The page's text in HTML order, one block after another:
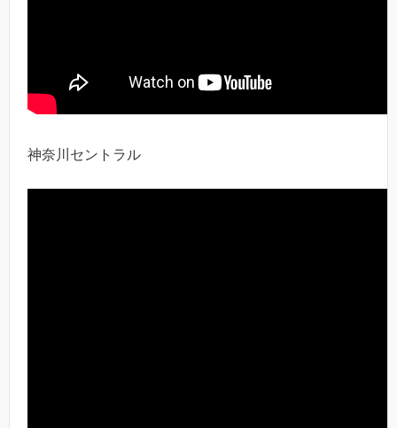
神奈川セントラル